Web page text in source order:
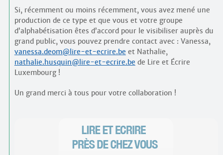
Si, récemment ou moins récemment, vous avez mené une
production de ce type et que vous et votre groupe
d’alphabétisation êtes d’accord pour le visibiliser auprès du
grand public, vous pouvez prendre contact avec : Vanessa,
vanessa.deom@lire-et-ecrire.be et Nathalie,
nathalie.husquin@lire-et-ecrire.be de Lire et Écrire
Luxembourg !
Un grand merci à tous pour votre collaboration !